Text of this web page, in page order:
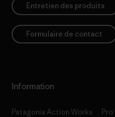
Entretien des produits
Formulaire de contact
Information
Patagonia Action Works